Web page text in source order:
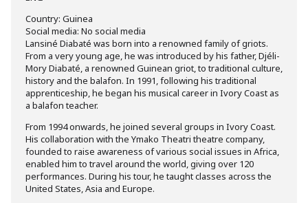
Country: Guinea
Social media: No social media
Lansiné Diabaté was born into a renowned family of griots.
From a very young age, he was introduced by his father, Djéli-
Mory Diabaté, a renowned Guinean griot, to traditional culture,
history and the balafon. In 1991, following his traditional
apprenticeship, he began his musical career in Ivory Coast as
a balafon teacher.
From 1994 onwards, he joined several groups in Ivory Coast.
His collaboration with the Ymako Theatri theatre company,
founded to raise awareness of various social issues in Africa,
enabled him to travel around the world, giving over 120
performances. During his tour, he taught classes across the
United States, Asia and Europe.